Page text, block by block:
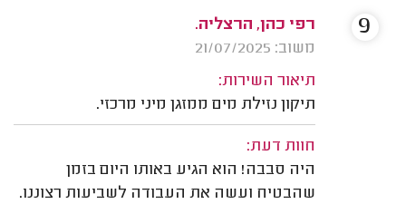
רפי כהן, הרצליה.
משוב: 21/07/2025
תיאור השירות:
תיקון נזילת מים ממזגן מיני מרכזי.
חוות דעת:
היה סבבה! הוא הגיע באותו היום בזמן
שהבטיח ועשה את העבודה לשביעות רצוננו.
9